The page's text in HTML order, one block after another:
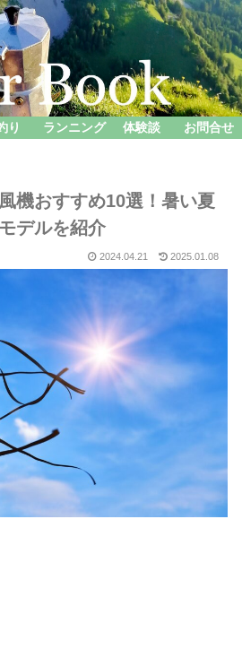
り ランニング 体験談 お問合せ
機おすすめ10選！暑い夏
デルを紹介
2024.04.21 2025.01.08